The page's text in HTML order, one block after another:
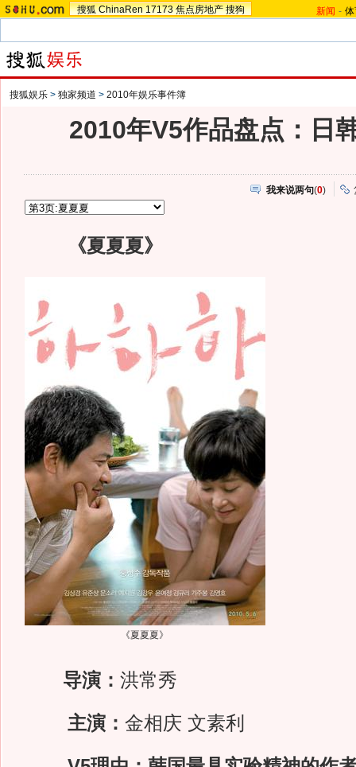
搜狐 ChinaRen 17173 焦点房地产 搜狗 新闻 -
搜狐娱乐 > 独家频道 > 2010年娱乐事件簿
2010年V5作品盘点：日
我来说两句(0)
《夏夏夏》
《夏夏夏》
导演： 洪常秀
主演： 金相庆 文素利